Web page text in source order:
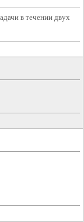
в течении двух